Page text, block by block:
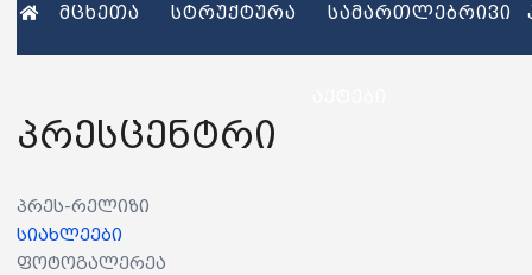
მცხეთა სტრუქტურა სამართლებრივი
პრესცენტრი
პრეს-რელიზი
სიახლეები
ფოტოგალერეა